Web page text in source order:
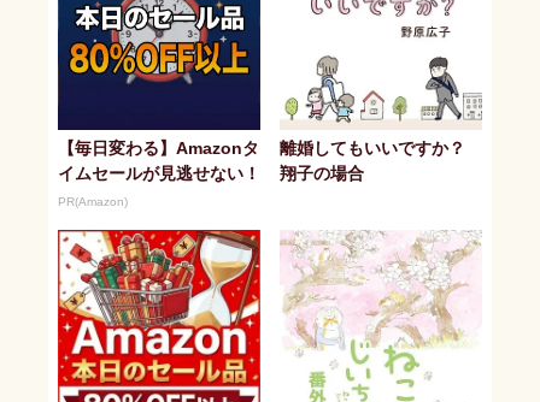
【毎日変わる】Amazonタ
イムセールが見逃せない！
PR(Amazon)
離婚してもいいですか？
翔子の場合